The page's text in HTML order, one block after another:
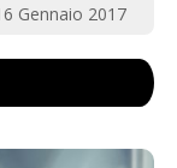
Gennaio 2017